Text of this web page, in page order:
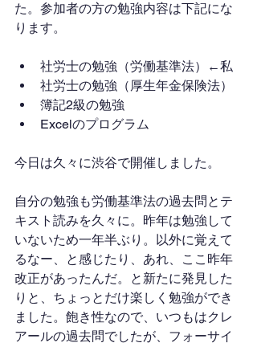
た。参加者の方の勉強内容は下記にな
ります。
社労士の勉強（労働基準法）←私
社労士の勉強（厚生年金保険法）
簿記2級の勉強
Excelのプログラム
今日は久々に渋谷で開催しました。
自分の勉強も労働基準法の過去問とテ
キスト読みを久々に。昨年は勉強して
いないため一年半ぶり。以外に覚えて
るなー、と感じたり、あれ、ここ昨年
改正があったんだ。と新たに発見した
りと、ちょっとだけ楽しく勉強ができ
ました。飽き性なので、いつもはクレ
アールの過去問でしたが、フォーサイ